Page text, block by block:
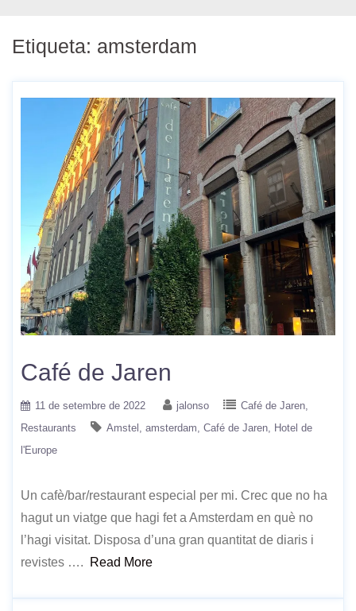
Etiqueta: amsterdam
Café de Jaren
11 de setembre de 2022 jalonso
Café de Jaren
Restaurants
Amstel amsterdam Café de Jaren Hotel de
l'Europe
Un cafè/bar/restaurant especial per mi. Crec que no ha
hagut un viatge que hagi fet a Amsterdam en què no
l’hagi visitat. Disposa d’una gran quantitat de diaris i
revistes ….
Read More